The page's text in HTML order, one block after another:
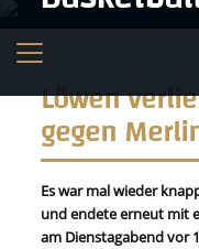
Löwen
gegen
Es war mal wieder
und endete erneut mit
am Dienstagabend vor